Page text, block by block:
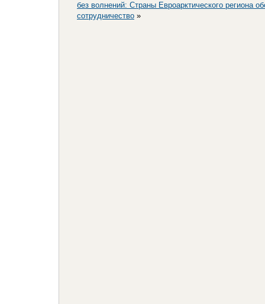
без волнений: Страны Евроарктического региона
сотрудничество »